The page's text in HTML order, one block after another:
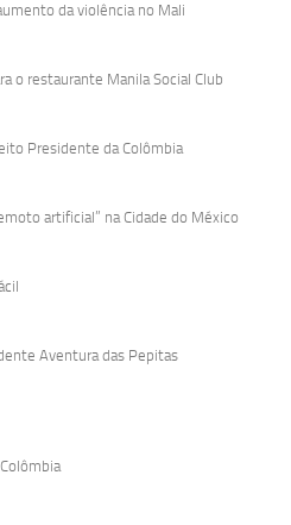
da violência no Mali
o restaurante Manila Social Club
Presidente da Colômbia
artificial” na Cidade do México
Aventura das Pepitas